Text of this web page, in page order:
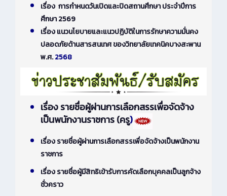
เรื่อง การกำหนดวันเปิดและปิดสถานศึกษา ประจำปีการ
ศึกษา 2569
เรื่อง แนวนโยบายและแนวปฏิบัติในการรักษาความมั่นคง
ปลอดภัยด้านสารสนเทศ ของวิทยาลัยเทคนิคบางสะพาน
พ.ศ.2568
เรื่อง รายชื่อผู้ผ่านการเลือกสรรเพื่อจัดจ้าง
เป็นพนักงานราชการ (ครู)
เรื่อง รายชื่อผู้ผ่านการเลือกสรรเพื่อจัดจ้างเป็นพนักงาน
ราชการ
เรื่อง รายชื่อผู้มีสิทธิเข้ารับการคัดเลือกบุคคลเป็นลูกจ้าง
ชั่วคราว